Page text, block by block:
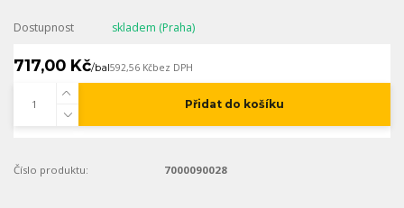
Dostupnost skladem (Praha)
717,00 Kč/bal592,56 Kčbez DPH
Přidat do košíku
Číslo produktu: 7000090028